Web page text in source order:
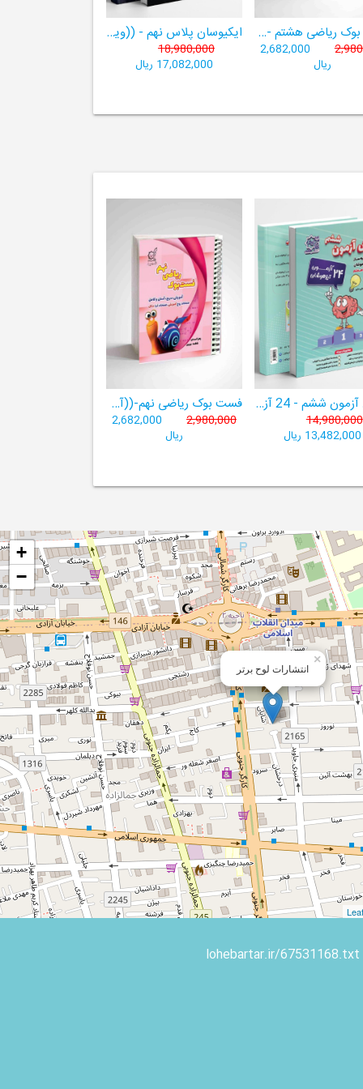
فست بوک ریاضی هشتم -((آموزش سریع، آسان و کامل ریاضی پایۀ هشتم))
2,682,000
ریال
ایکیوسان پلاس نهم - ((ویژۀ مدارس نمونه دولتی، تیزهوشان و سمپاد+ فیلم‌های آموزشی+سامانۀ آزمون‌ساز رایگان))
18,980,000
17,082,000 ریال
هوش آزمون ششم - 24 آزمون شبیه ساز تیزهوشان
14,980,000
13,482,000 ریال
فست بوک ریاضی نهم-((آموزش سریع، آسان و کامل ریاضی پایۀ نهم))
2,980,000
2,682,000
ریال
انتشارات لوح برتر
×
+
−
lohebartar.ir/67531168.txt